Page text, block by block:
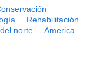
Rehabilitación
norte America